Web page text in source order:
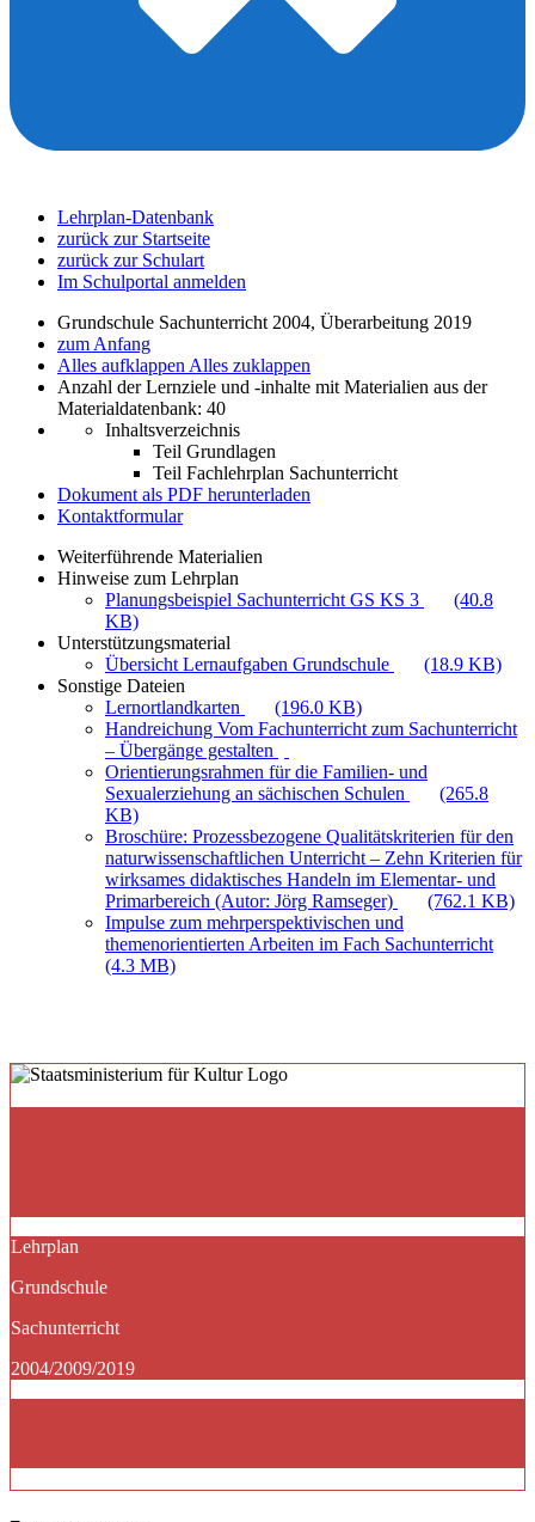
Lehrplan-Datenbank
zurück zur Startseite
zurück zur Schulart
Im Schulportal anmelden
Grundschule Sachunterricht 2004, Überarbeitung 2019
zum Anfang
Alles aufklappen Alles zuklappen
Anzahl der Lernziele und -inhalte mit Materialien aus der
Materialdatenbank: 40
Inhaltsverzeichnis
Teil Grundlagen
Teil Fachlehrplan Sachunterricht
Dokument als PDF herunterladen
Kontaktformular
Weiterführende Materialien
Hinweise zum Lehrplan
Planungsbeispiel Sachunterricht GS KS 3
(40.8
KB)
Unterstützungsmaterial
Übersicht Lernaufgaben Grundschule
(18.9 KB)
Sonstige Dateien
Lernortlandkarten
(196.0 KB)
Handreichung Vom Fachunterricht zum Sachunterricht
– Übergänge gestalten
Orientierungsrahmen für die Familien- und
Sexualerziehung an sächischen Schulen
(265.8
KB)
Broschüre: Prozessbezogene Qualitätskriterien für den
naturwissenschaftlichen Unterricht – Zehn Kriterien für
wirksames didaktisches Handeln im Elementar- und
Primarbereich (Autor: Jörg Ramseger)
(762.1 KB)
Impulse zum mehrperspektivischen und
themenorientierten Arbeiten im Fach Sachunterricht
(4.3 MB)
Lehrplan
Grundschule
Sachunterricht
2004/2009/2019